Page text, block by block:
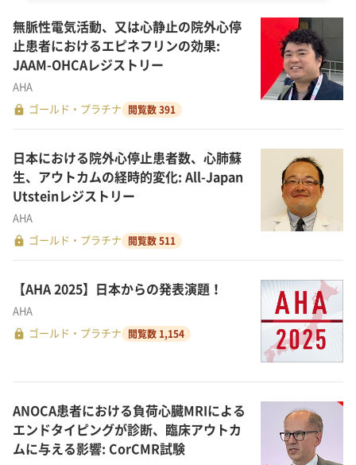
無脈性電気活動、又は心静止の院外心停
止患者におけるエピネフリンの効果:
JAAM-OHCAレジストリー
AHA
lock ゴールド・プラチナ 閲覧数 391
日本における院外心停止患者数、心肺蘇
生、アウトカムの経時的変化: All-Japan
Utsteinレジストリー
AHA
lock ゴールド・プラチナ 閲覧数 511
【AHA 2025】日本からの発表演題！
AHA
lock ゴールド・プラチナ 閲覧数 1,154
ANOCA患者における負荷心臓MRIによる
エンドタイピングが診断、臨床アウトカ
ムに与える影響: CorCMR試験